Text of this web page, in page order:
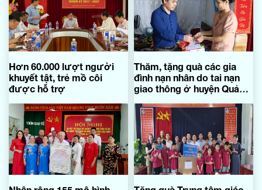
Hơn 60.000 lượt người
khuyết tật, trẻ mồ côi
được hỗ trợ
Thăm, tặng quà các gia
đình nạn nhân do tai nạn
giao thông ở huyện Quảng